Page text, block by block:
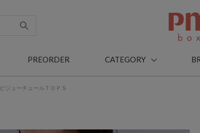
PREORDER CATEGORY
ビジューチュールＴＯＰＳ